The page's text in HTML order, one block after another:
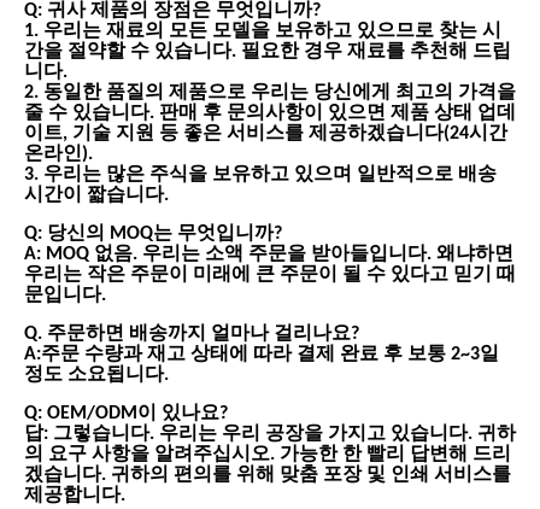
Q: 귀사 제품의 장점은 무엇입니까?
1. 우리는 재료의 모든 모델을 보유하고 있으므로 찾는 시
간을 절약할 수 있습니다. 필요한 경우 재료를 추천해 드립
니다.
2. 동일한 품질의 제품으로 우리는 당신에게 최고의 가격을
줄 수 있습니다. 판매 후 문의사항이 있으면 제품 상태 업데
이트, 기술 지원 등 좋은 서비스를 제공하겠습니다(24시간
온라인).
3. 우리는 많은 주식을 보유하고 있으며 일반적으로 배송
시간이 짧습니다.
Q: 당신의 MOQ는 무엇입니까?
A: MOQ 없음. 우리는 소액 주문을 받아들입니다. 왜냐하면
우리는 작은 주문이 미래에 큰 주문이 될 수 있다고 믿기 때
문입니다.
Q. 주문하면 배송까지 얼마나 걸리나요?
A:주문 수량과 재고 상태에 따라 결제 완료 후 보통 2~3일
정도 소요됩니다.
Q: OEM/ODM이 있나요?
답: 그렇습니다. 우리는 우리 공장을 가지고 있습니다. 귀하
의 요구 사항을 알려주십시오. 가능한 한 빨리 답변해 드리
겠습니다. 귀하의 편의를 위해 맞춤 포장 및 인쇄 서비스를
제공합니다.